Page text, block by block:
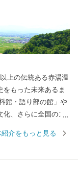
上の伝統ある赤湯温
をもった未来あるま
館・語り部の館」や
、さらに全国のス
などの地域文化を大
紹介をもっと見る